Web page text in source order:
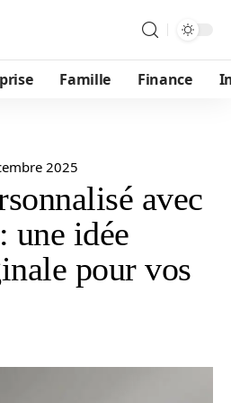
Famille Finance
2025
avec
une idée
pour vos